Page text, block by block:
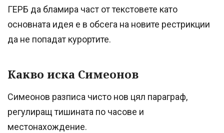
ГЕРБ да бламира част от текстовете като
основната идея е в обсега на новите рестрикции
да не попадат курортите.
Какво иска Симеонов
Симеонов разписа чисто нов цял параграф,
регулиращ тишината по часове и
местонахождение.